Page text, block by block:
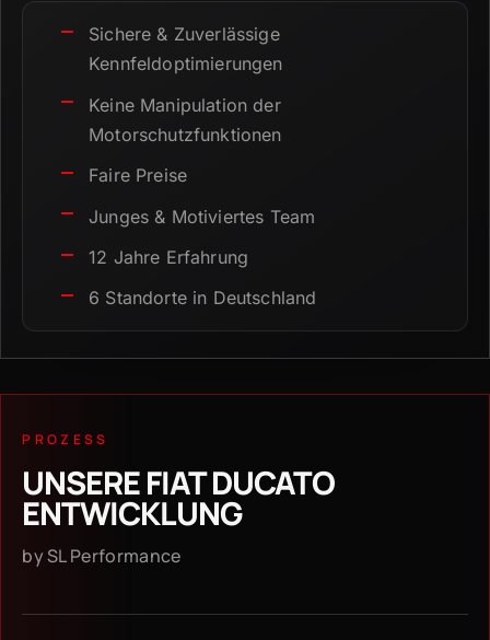
Sichere & Zuverlässige
Kennfeldoptimierungen
Keine Manipulation der
Motorschutzfunktionen
Faire Preise
Junges & Motiviertes Team
12 Jahre Erfahrung
6 Standorte in Deutschland
PROZESS
UNSERE FIAT DUCATO
ENTWICKLUNG
by SL Performance